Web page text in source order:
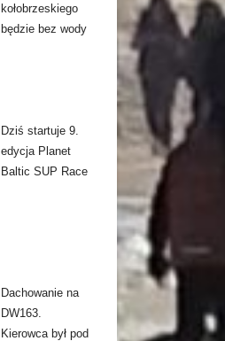
kołobrzeskiego
będzie bez wody
Dziś startuje 9.
edycja Planet
Baltic SUP Race
Dachowanie na
DW163.
Kierowca był pod